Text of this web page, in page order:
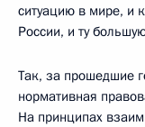
ситуацию в мире, и
России, и ту
Так, за прошедшие
нормативная
На принципах